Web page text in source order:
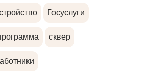
Госуслуги
сквер